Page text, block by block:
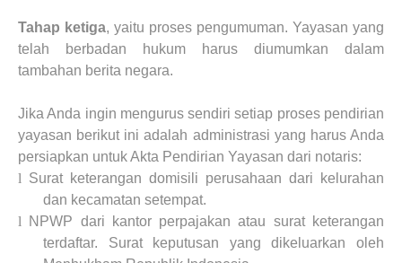
Tahap ketiga, yaitu proses pengumuman. Yayasan yang
telah berbadan hukum harus diumumkan dalam
tambahan berita negara.
Jika Anda ingin mengurus sendiri setiap proses pendirian
yayasan berikut ini adalah administrasi yang harus Anda
persiapkan untuk Akta Pendirian Yayasan dari notaris:
l Surat keterangan domisili perusahaan dari kelurahan
dan kecamatan setempat.
l
NPWP dari kantor perpajakan atau surat keterangan
terdaftar. Surat keputusan yang dikeluarkan oleh